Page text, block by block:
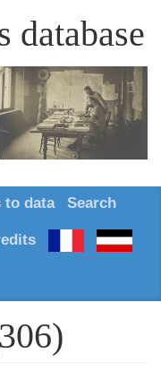
database
to data Search